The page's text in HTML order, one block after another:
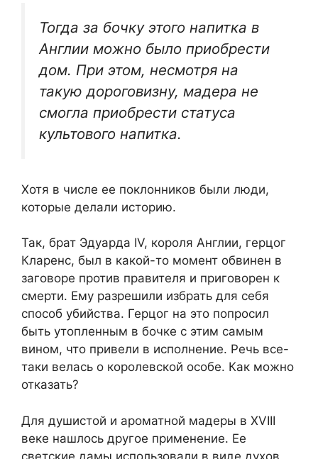
Тогда за бочку этого напитка в
Англии можно было приобрести
дом. При этом, несмотря на
такую дороговизну, мадера не
смогла приобрести статуса
культового напитка.
Хотя в числе ее поклонников были люди,
которые делали историю.
Так, брат Эдуарда IV, короля Англии, герцог
Кларенс, был в какой-то момент обвинен в
заговоре против правителя и приговорен к
смерти. Ему разрешили избрать для себя
способ убийства. Герцог на это попросил
быть утопленным в бочке с этим самым
вином, что привели в исполнение. Речь все-
таки велась о королевской особе. Как можно
отказать?
Для душистой и ароматной мадеры в XVIII
веке нашлось другое применение. Ее
светские дамы использовали в виде духов,